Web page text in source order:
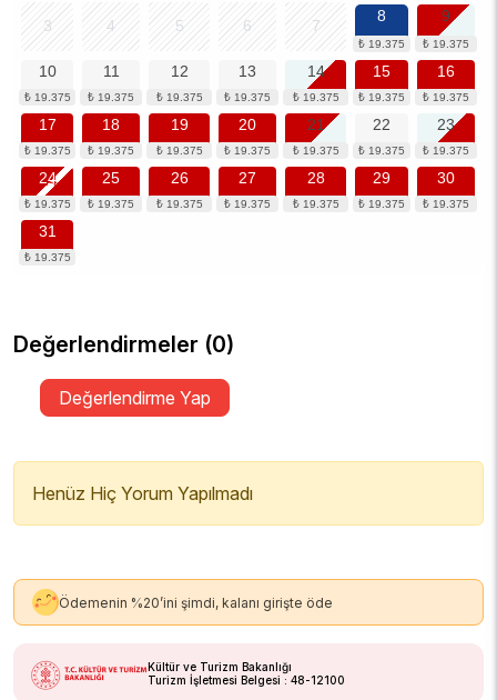
3 4 5 6 7
8 9
10 11 12 13 14 15 16
17 18 19 20 21 22 23
24 25 26 27 28 29 30
31
Değerlendirmeler (0)
Değerlendirme Yap
Henüz Hiç Yorum Yapılmadı
Ödemenin %20’ini şimdi, kalanı girişte öde
Kültür ve Turizm Bakanlığı
Turizm İşletmesi Belgesi : 48-12100